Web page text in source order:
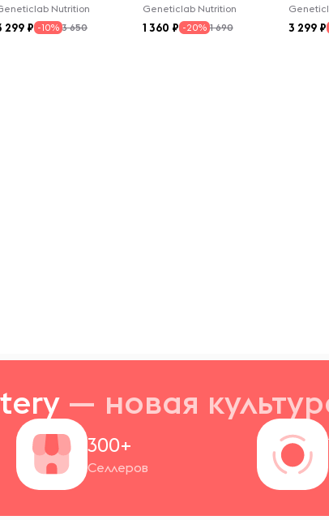
Nutrition
299 -10% 3 650
Geneticlab Nutrition
1 360 -20% 1 690 3 299
— новая
300+
Селлеров